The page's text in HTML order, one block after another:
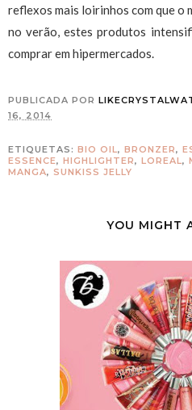
reflexos mais loirinhos com que o
no verão, estes produtos
comprar em hipermercados.
PUBLICADA POR
16, 2014
ETIQUETAS: BIO OIL, BRONZER,
ESSENCE, HIGHLIGHTER, LOREAL,
MANGA, SUNKISS JELLY
YOU MIGHT